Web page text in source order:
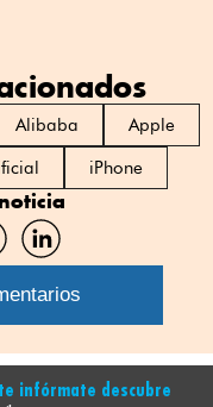
Alibaba
Apple
iPhone
Compartir
por
Linkedin
infórmate descubre